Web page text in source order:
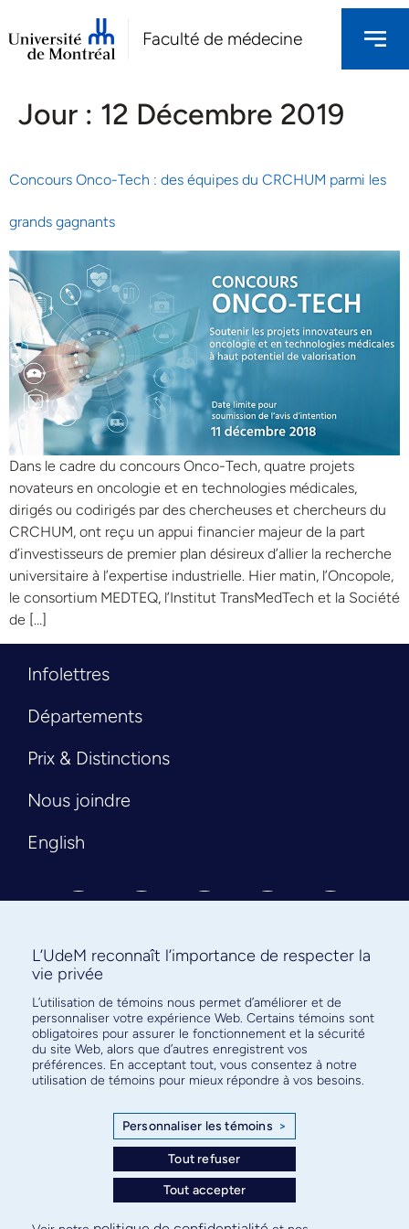
Faculté de médecine
Jour : 12 Décembre 2019
Concours Onco-Tech : des équipes du CRCHUM parmi les
grands gagnants
Dans le cadre du concours Onco-Tech, quatre projets
novateurs en oncologie et en technologies médicales,
dirigés ou codirigés par des chercheuses et chercheurs du
CRCHUM, ont reçu un appui financier majeur de la part
d’investisseurs de premier plan désireux d’allier la recherche
universitaire à l’expertise industrielle. Hier matin, l’Oncopole,
le consortium MEDTEQ, l’Institut TransMedTech et la Société
de […]
Infolettres
Départements
Prix & Distinctions
Nous joindre
English
Abonnez-vous à notre infolettre
pour connaître l’actualité facultaire
L’UdeM reconnaît l’importance de respecter la
vie privée
L’utilisation de témoins nous permet d’améliorer et de
personnaliser votre expérience Web. Certains témoins sont
obligatoires pour assurer le fonctionnement et la sécurité
du site Web, alors que d’autres enregistrent vos
préférences. En acceptant tout, vous consentez à notre
utilisation de témoins pour mieux répondre à vos besoins.
Personnaliser les témoins >
Tout refuser
Tout accepter